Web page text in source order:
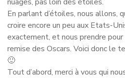
En parlant d’étoiles, nous allons,
croire encore un peu aux Etats-
exactement, et nous prendre
remise des Oscars. Voici donc le
🙂
Tout d’abord, merci à vous qui